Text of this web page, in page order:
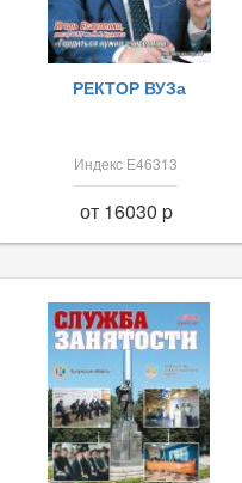
РЕКТОР ВУЗа
Индекс Е46313
от 16030 p